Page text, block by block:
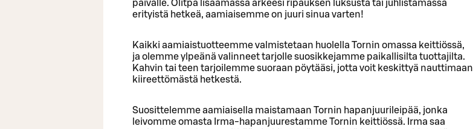
päivälle. Olitpa lisäämässä arkeesi ripauksen luksusta tai juhlistamassa
erityistä hetkeä, aamiaisemme on juuri sinua varten!
Kaikki aamiaistuotteemme valmistetaan huolella Tornin omassa keittiössä,
ja olemme ylpeänä valinneet tarjolle suosikkejamme paikallisilta tuottajilta.
Kahvin tai teen tarjoilemme suoraan pöytääsi, jotta voit keskittyä nauttimaan
kiireettömästä hetkestä.
Suosittelemme aamiaisella maistamaan Tornin hapanjuurileipää, jonka
leivomme omasta Irma-hapanjuurestamme Tornin keittiössä. Irma saa